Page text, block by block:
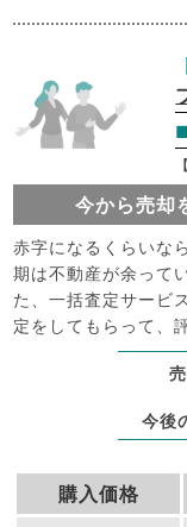
今から売却
赤字になるくらいな
期は不動産が余って
た、一括査定サービ
定をしてもらって、
今後
購入価格